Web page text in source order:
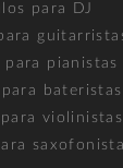
para DJ
para pianistas
para bateristas
para violinistas